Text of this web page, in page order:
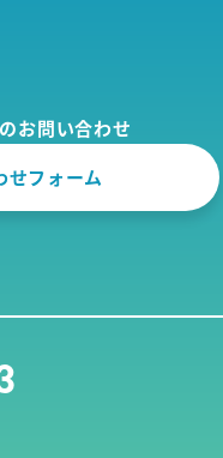
お問い合わせ
せフォーム